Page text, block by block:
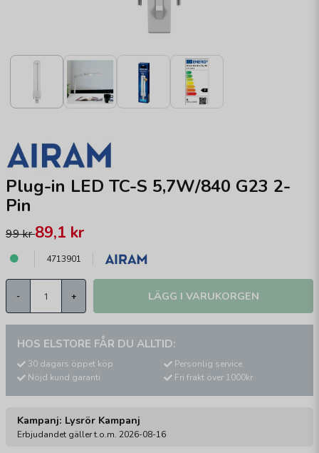
Plug-in LED TC-S 5,7W/840 G23 2-
Pin
99 kr89,1 kr
4713901
- + LÄGG I VARUKORGEN
HOS ELSTORE FÅR DU ALLTID:
30 dagars öppet köp
Nöjd kund garanti
Personlig service
Fri frakt över 1000kr
Kampanj: Lysrör Kampanj
Erbjudandet gäller t.o.m. 2026-08-16